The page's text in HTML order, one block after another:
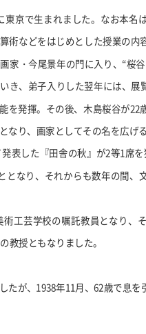
東京で生まれました。なお本名
術などをはじめとした授業の内
家・今尾景年の門に入り、“桜
き、弟子入りした翌年には、
を発揮。その後、木島桜谷が22
り、画家としてその名を広げ
表した『田舎の秋』が2等1席
となり、それからも数年の間、
術工芸学校の嘱託教員となり、
教授ともなりました。
たが、 1938年11 月、62歳で息を